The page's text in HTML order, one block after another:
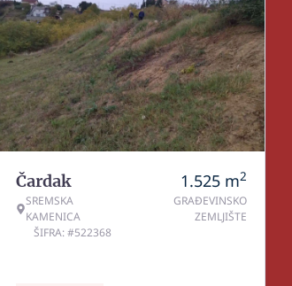
Čardak
SREMSKA
KAMENICA
ŠIFRA: #522368
1.525 m2
GRAĐEVINSKO
ZEMLJIŠTE